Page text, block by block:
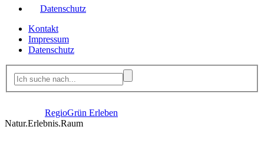
Datenschutz
Kontakt
Impressum
Datenschutz
RegioGrün Erleben
Natur.Erlebnis.Raum